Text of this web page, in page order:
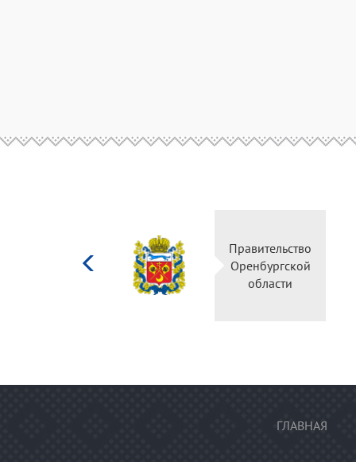
Правительство
Оренбургской
области
ГЛАВНАЯ